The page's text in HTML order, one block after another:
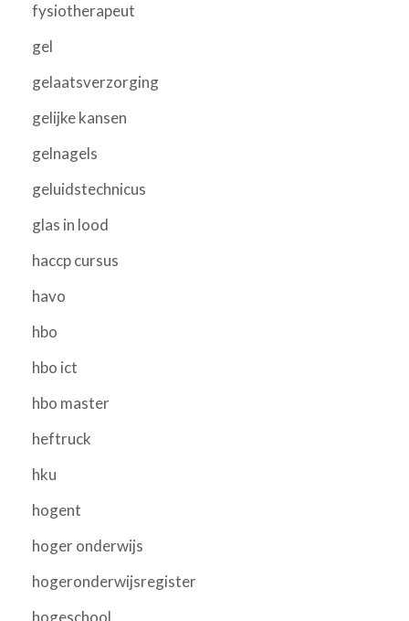
fysiotherapeut
gel
gelaatsverzorging
gelijke kansen
gelnagels
geluidstechnicus
glas in lood
haccp cursus
havo
hbo
hbo ict
hbo master
heftruck
hku
hogent
hoger onderwijs
hogeronderwijsregister
hogeschool